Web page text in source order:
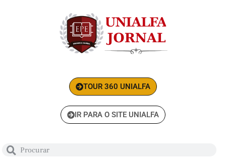
TOUR 360 UNIALFA
IR PARA O SITE UNIALFA